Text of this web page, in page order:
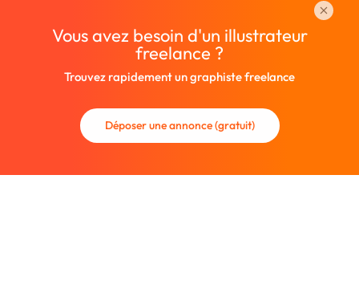
Vous avez besoin d'un illustrateur
freelance ?
Trouvez rapidement un graphiste freelance
Déposer une annonce (gratuit)